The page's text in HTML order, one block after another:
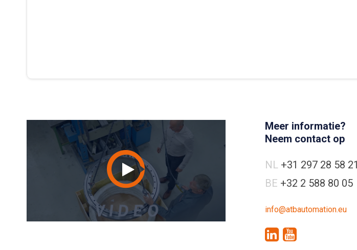
Meer informatie?
Neem contact op
NL+31 297 28 58 21
BE +32 2 588 80 05
info@atbautomation.eu